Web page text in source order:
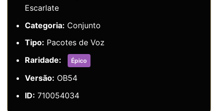
Escarlate
Categoria: Conjunto
Tipo: Pacotes de Voz
Raridade:
Épico
Versão: OB54
ID: 710054034